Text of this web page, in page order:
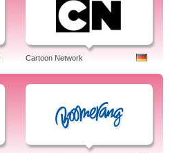
Cartoon Network